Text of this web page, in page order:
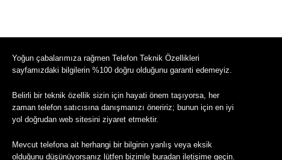
Yoğun çabalarımıza rağmen Telefon Teknik Özellikleri
sayfamızdaki bilgilerin %100 doğru olduğunu garanti edemeyiz.
Belirli bir teknik özellik sizin için hayati önem taşıyorsa, her
zaman telefon satıcısına danışmanızı öneririz; bunun için en iyi
yol doğrudan web sitesini ziyaret etmektir.
Mevcut telefona ait herhangi bir bilginin yanlış veya eksik
olduğunu düşünüyorsanız lütfen bizimleburadan iletişime geçin.